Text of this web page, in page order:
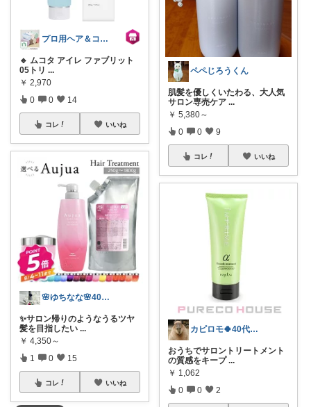
プロ用ヘア＆コスメShopネッツビー
🔹 ムコタ アイレ ファブリット
05トリ ...
￥ 2,970
0 0 14
コレ いいね
🌸ゆちなな🌸40代コスパ美容🌸
✨サロン帰りのようなうるツヤ
髪を目指したい ...
￥ 4,350～
1 0 15
コレ いいね
ペペじろうくん
肌髪を優しくいたわる、大人気
サロン専売ケア ...
￥ 5,380～
0 0 9
コレ いいね
カピロモ🍀40代インドア派ROOM🦥
おうちでサロントリートメント
の質感をキープ ...
￥ 1,062
0 0 2